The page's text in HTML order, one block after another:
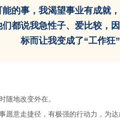
的事，我渴望事业有成就
们都说我急性子、爱比较，
标而让我变成了“工作狂
随地改变外在。
愿意走捷径，有极强的行动力，为